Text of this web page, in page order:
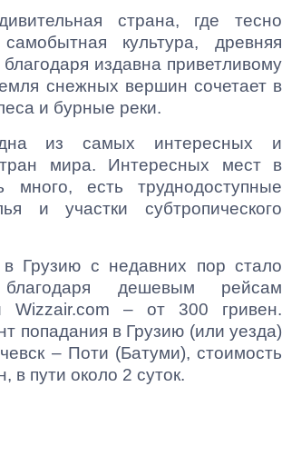
страна, где тесно
культура, древняя
издавна приветливому
снежных вершин сочетает в
и бурные реки.
из самых интересных и
мира. Интересных мест в
много, есть труднодоступные
и участки субтропического
Грузию с недавних пор стало
дешевым рейсам
Wizzair.com – от 300 гривен.
попадания в Грузию (или уезда)
– Поти (Батуми), стоимость
в пути около 2 суток.